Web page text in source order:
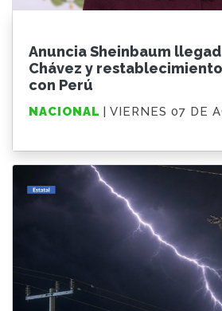
Anuncia Sheinbaum
Chávez y
con Perú
NACIONAL | VIERNES 07 DE